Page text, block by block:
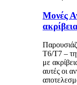
Μονές
T6/T7 –
με
αυτές οι